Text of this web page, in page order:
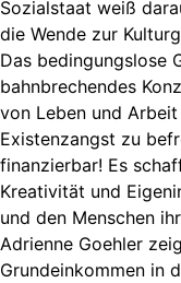
Sozialstaat weiß
die Wende zur
Das bedingungslose
bahnbrechendes
von Leben und
Existenzangst zu
finanzierbar! Es
Kreativität und
und den Menschen
Adrienne Goehler
Grundeinkommen in